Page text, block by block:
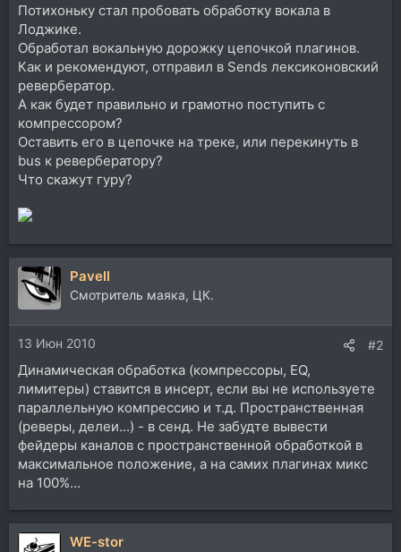
Потихоньку стал пробовать обработку вокала в
Лоджике.
Обработал вокальную дорожку цепочкой плагинов.
Как и рекомендуют, отправил в Sends лексиконовский
ревербератор.
А как будет правильно и грамотно поступить с
компрессором?
Оставить его в цепочке на треке, или перекинуть в
bus к ревербератору?
Что скажут гуру?
Pavell
Смотритель маяка, ЦК.
13 Июн 2010 #2
Динамическая обработка (компрессоры, EQ,
лимитеры) ставится в инсерт, если вы не используете
параллельную компрессию и т.д. Пространственная
(реверы, делеи...) - в сенд. Не забудте вывести
фейдеры каналов с пространственной обработкой в
максимальное положение, а на самих плагинах микс
на 100%...
WE-stor